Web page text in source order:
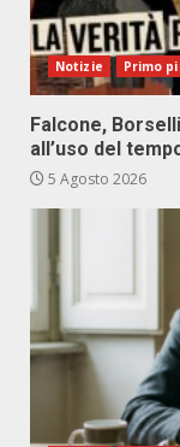
Notizie Primo
Falcone,
all’uso del
5 Agosto 2026